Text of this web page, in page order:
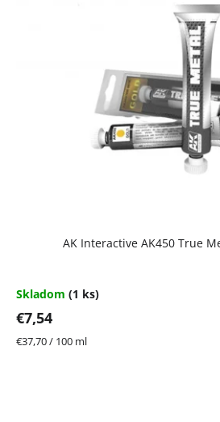
AK Interactive AK450 True
Skladom (1 ks)
€7,54
Jednotková
€37,70 / 100 ml